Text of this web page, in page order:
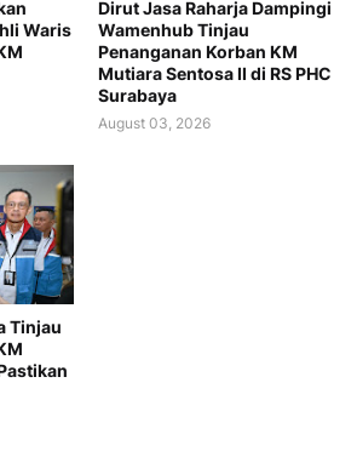
Waris
Dirut Jasa Raharja Dampingi
Wamenhub Tinjau
Penanganan Korban KM
Mutiara Sentosa II di RS PHC
Surabaya
August 03, 2026
Tinjau